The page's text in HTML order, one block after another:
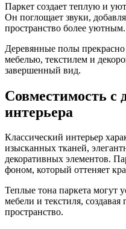
Паркет создает теплую и
Он поглощает звуки,
пространство более уютным.
Деревянные полы прекрасно
мебелью, текстилем и
завершенный вид.
Совместимость с
интерьера
Классический интерьер
изысканных тканей,
декоративных элементов.
фоном, который оттеняет
Теплые тона паркета могут
мебели и текстиля,
пространство.